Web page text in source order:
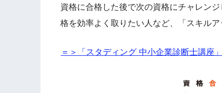
資格に合格した後で次の資格にチャレン
格を効率よく取りたい人など、「スキル
＝＞「スタディング 中小企業診断士講座